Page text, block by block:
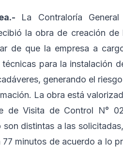
La Contraloría
la obra de creación
de que la empresa a
para la instalación
generando el
La obra está
de Visita de Control N°
son distintas a las
77 minutos de acuerdo a lo